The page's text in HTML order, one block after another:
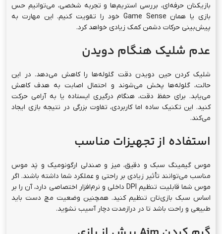
بازیکنان حرفه‌ای، بررسی استریم‌ها و تجربه شخصی، می‌توانیم حس
بازی یا همان Game Sense خود را تقویت کنیم. این مهارت به
پیش‌بینی حرکات دشمن کمک زیادی خواهد کرد.
عدم شلیک هنگام دویدن
شلیک کردن حین دویدن دقت گلوله‌ها را کاهش می‌دهد. در این
حالت، گلوله‌ها پخش می‌شوند و احتمال اصابت به هدف کاهش
می‌یابد. برای حفظ دقت، هنگام درگیری ایستاده یا به آرامی حرکت
کنید. این تکنیک ساده اما کاربردی، تفاوت بزرگی در نتیجه بازی ایجاد
می‌کند.
استفاده از تجهیزات مناسب
موس گیمینگ سبک و دقیق، میز و صندلی ارگونومیک و پَد موس
مناسب می‌توانند تأثیر زیادی بر راحتی و عملکرد شما داشته باشند. اگر
موس شما قابلیت تنظیم DPI داخلی و نرم‌افزار اختصاصی دارد، آن را بر
اساس سبک بازی‌تان تنظیم کنید. همچنین وضعیت مچ دست باید
طبیعی و راحت باشد تا در درازمدت دچار آسیب نشوید.